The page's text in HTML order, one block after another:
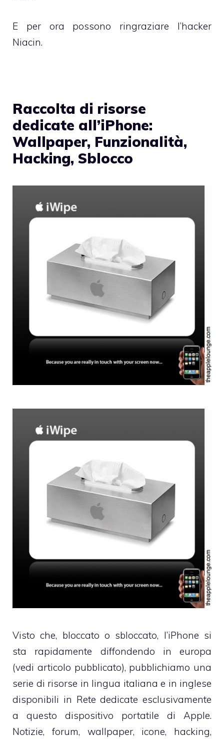
E per ora possono ringraziare l’hacker
Niacin.
Raccolta di risorse
dedicate all’iPhone:
Wallpaper, Funzionalità,
Hacking, Sblocco
Visto che, bloccato o sbloccato, l’iPhone si
sta rapidamente diffondendo in europa
(vedi articolo pubblicato), pubblichiamo una
serie di risorse in lingua italiana e in inglese
disponibili in Rete dedicate esclusivamente
a questo dispositivo portatile di Apple.
Notizie, forum, wallpaper, icone, hacking,